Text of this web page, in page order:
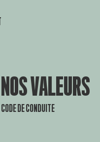
NOS VALEURS
CODE DE CONDUITE